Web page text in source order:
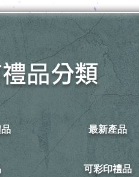
品分類
最新產品
​可彩印禮品